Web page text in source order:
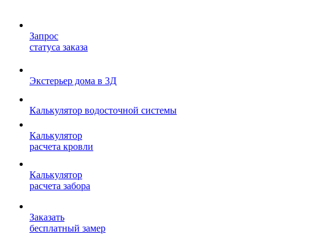
Запрос
статуса заказа
Экстерьер дома в 3Д
Калькулятор водосточной системы
Калькулятор
расчета кровли
Калькулятор
расчета забора
Заказать
бесплатный замер